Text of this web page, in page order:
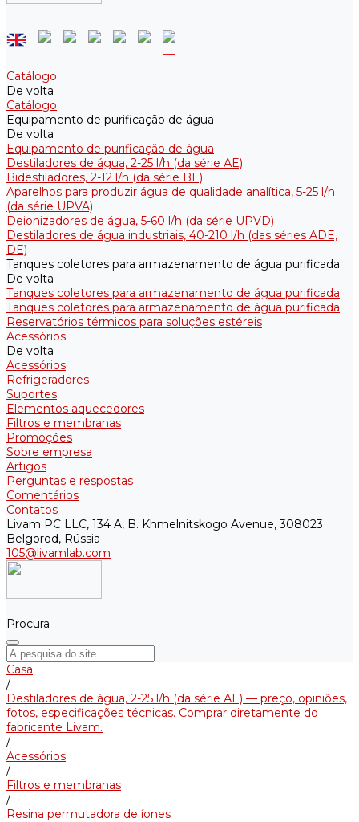
Catálogo
De volta
Catálogo
Equipamento de purificação de água
De volta
Equipamento de purificação de água
Destiladores de água, 2-25 l/h (da série АE)
Bidestiladores, 2-12 l/h (da série BE)
Aparelhos para produzir água de qualidade analítica, 5-25 l/h
(da série UPVA)
Deionizadores de água, 5-60 l/h (da série UPVD)
Destiladores de água industriais, 40-210 l/h (das séries ADE,
DE)
Tanques coletores para armazenamento de água purificada
De volta
Tanques coletores para armazenamento de água purificada
Tanques coletores para armazenamento de água purificada
Reservatórios térmicos para soluções estéreis
Acessórios
De volta
Acessórios
Refrigeradores
Suportes
Elementos aquecedores
Filtros e membranas
Promoções
Sobre empresa
Artigos
Perguntas e respostas
Comentários
Contatos
Livam PC LLC, 134 A, B. Khmelnitskogo Avenue, 308023
Belgorod, Rússia
105@livamlab.com
Procura
Casa
/
Destiladores de água, 2-25 l/h (da série АE) — preço, opiniões,
fotos, especificações técnicas. Comprar diretamente do
fabricante Livam.
/
Acessórios
/
Filtros e membranas
/
Resina permutadora de íones